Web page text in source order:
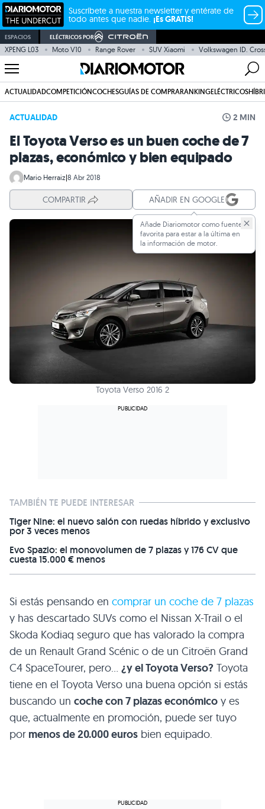
Suscríbete a nuestra newsletter y entérate de
todo antes que nadie. ¡Es GRATIS!
ESPACIOS ELÉCTRICOS POR
XPENG L03 Moto V10 Range Rover SUV Xiaomi Volkswagen ID.
ACTUALIDADCOMPETICIÓNCOCHESGUÍAS DE COMPRARANKINGELÉCTRICOS
ACTUALIDAD 2 MIN
El Toyota Verso es un buen coche de 7
plazas, económico y bien equipado
Mario Herraiz|8 Abr 2018
COMPARTIR AÑADIR EN GOOGLE
Añade Diariomotor como fuente
favorita para estar a la última en
la información de motor.
Toyota Verso 2016 2
TAMBIÉN TE PUEDE INTERESAR
Tiger Nine: el nuevo salón con ruedas híbrido y exclusivo
por 3 veces menos
Evo Spazio: el monovolumen de 7 plazas y 176 CV que
cuesta 15.000 € menos
Si estás pensando en comprar un coche de 7 plazas
y has descartado SUVs como el Nissan X-Trail o el
Skoda Kodiaq seguro que has valorado la compra
de un Renault Grand Scénic o de un Citroën Grand
C4 SpaceTourer, pero… ¿y el Toyota Verso? Toyota
tiene en el Toyota Verso una buena opción si estás
buscando un coche con 7 plazas económico y es
que, actualmente en promoción, puede ser tuyo
por menos de 20.000 euros bien equipado.